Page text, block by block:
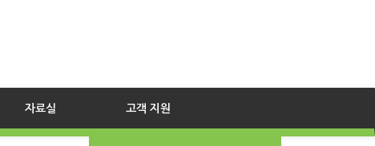
자료실 고객 지원